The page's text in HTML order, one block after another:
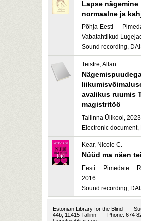
Lapse nägemine
normaalne ja
Põhja-Eesti
Vabatahtlikud
Sound recording,
Teistre, Allan
avalikus ruumis
magistritöö
Tallinna Ülikool, 2023
Electronic document,
Kear, Nicole C.
Nüüd ma näen
Eesti Pimedate
2016
Sound recording,
Estonian Library for the Blind
44b, 11415 Tallinn
Phone: 674